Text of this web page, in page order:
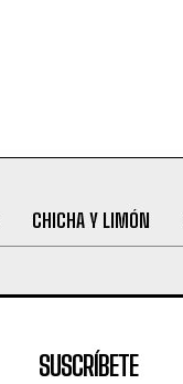
CHICHA Y LIMÓN
SUSCRÍBETE